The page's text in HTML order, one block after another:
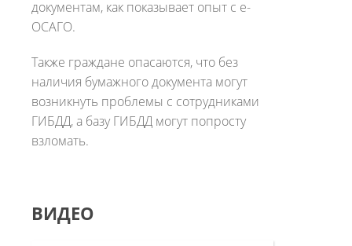
документам, как показывает опыт с е-
ОСАГО.
Также граждане опасаются, что без
наличия бумажного документа могут
возникнуть проблемы с сотрудниками
ГИБДД, а базу ГИБДД могут попросту
взломать.
ВИДЕО